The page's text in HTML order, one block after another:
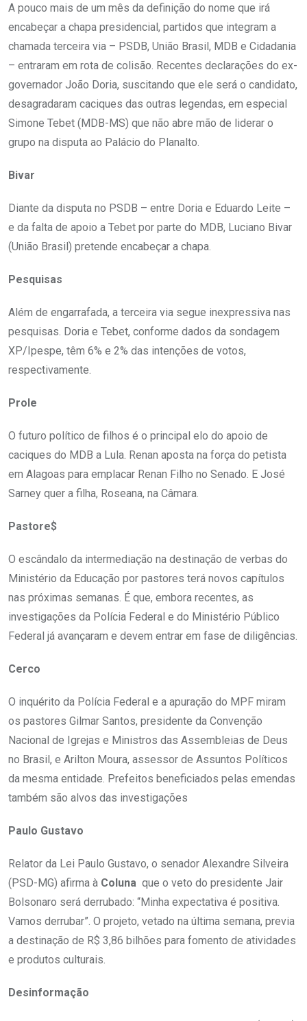
A pouco mais de um mês da definição do nome que irá
encabeçar a chapa presidencial, partidos que integram a
chamada terceira via – PSDB, União Brasil, MDB e Cidadania
– entraram em rota de colisão. Recentes declarações do ex-
governador João Doria, suscitando que ele será o candidato,
desagradaram caciques das outras legendas, em especial
Simone Tebet (MDB-MS) que não abre mão de liderar o
grupo na disputa ao Palácio do Planalto.
Bivar
Diante da disputa no PSDB – entre Doria e Eduardo Leite –
e da falta de apoio a Tebet por parte do MDB, Luciano Bivar
(União Brasil) pretende encabeçar a chapa.
Pesquisas
Além de engarrafada, a terceira via segue inexpressiva nas
pesquisas. Doria e Tebet, conforme dados da sondagem
XP/Ipespe, têm 6% e 2% das intenções de votos,
respectivamente.
Prole
O futuro político de filhos é o principal elo do apoio de
caciques do MDB a Lula. Renan aposta na força do petista
em Alagoas para emplacar Renan Filho no Senado. E José
Sarney quer a filha, Roseana, na Câmara.
Pastore$
O escândalo da intermediação na destinação de verbas do
Ministério da Educação por pastores terá novos capítulos
nas próximas semanas. É que, embora recentes, as
investigações da Polícia Federal e do Ministério Público
Federal já avançaram e devem entrar em fase de diligências.
Cerco
O inquérito da Polícia Federal e a apuração do MPF miram
os pastores Gilmar Santos, presidente da Convenção
Nacional de Igrejas e Ministros das Assembleias de Deus
no Brasil, e Arilton Moura, assessor de Assuntos Políticos
da mesma entidade. Prefeitos beneficiados pelas emendas
também são alvos das investigações
Paulo Gustavo
Relator da Lei Paulo Gustavo, o senador Alexandre Silveira
(PSD-MG) afirma à Coluna que o veto do presidente Jair
Bolsonaro será derrubado: “Minha expectativa é positiva.
Vamos derrubar”. O projeto, vetado na última semana, previa
a destinação de R$ 3,86 bilhões para fomento de atividades
e produtos culturais.
Desinformação